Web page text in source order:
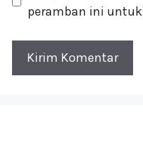
peramban ini